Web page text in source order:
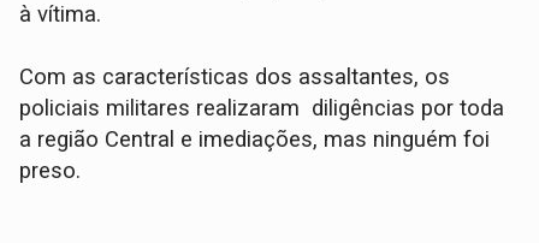
à vítima.
Com as características dos assaltantes, os
policiais militares realizaram diligências por toda
a região Central e imediações, mas ninguém foi
preso.